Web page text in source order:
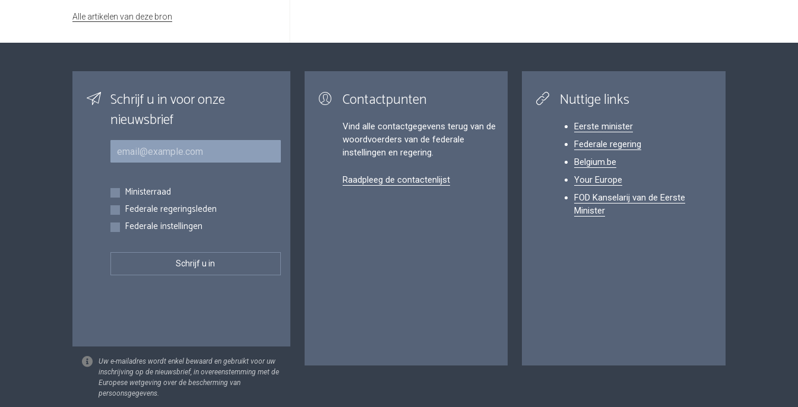
Alle artikelen van deze bron
Schrijf u in voor onze
nieuwsbrief
E-mail
Inschrijvingen
Ministerraad
Federale regeringsleden
Federale instellingen
Uw e-mailadres wordt enkel bewaard en gebruikt voor uw
inschrijving op de nieuwsbrief, in overeenstemming met de
Europese wetgeving over de bescherming van
persoonsgegevens.
Contactpunten
Vind alle contactgegevens terug van de
woordvoerders van de federale
instellingen en regering.
Raadpleeg de contactenlijst
Nuttige links
Eerste minister
Federale regering
Belgium.be
Your Europe
FOD Kanselarij van de Eerste
Minister